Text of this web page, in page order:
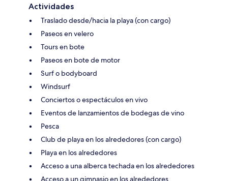
Actividades
Traslado desde/hacia la playa (con cargo)
Paseos en velero
Tours en bote
Paseos en bote de motor
Surf o bodyboard
Windsurf
Conciertos o espectáculos en vivo
Eventos de lanzamientos de bodegas de vino
Pesca
Club de playa en los alrededores (con cargo)
Playa en los alrededores
Acceso a una alberca techada en los alrededores
Acceso a un gimnasio en los alrededores